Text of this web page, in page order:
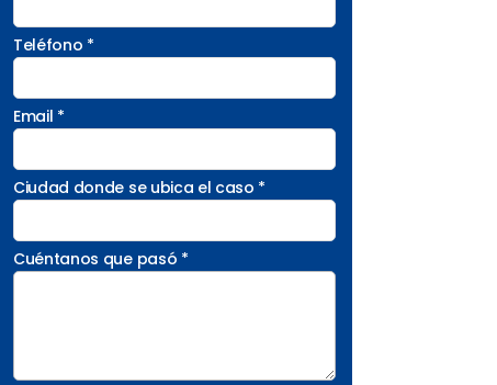
Teléfono *
Email *
Ciudad donde se ubica el caso *
Cuéntanos que pasó *